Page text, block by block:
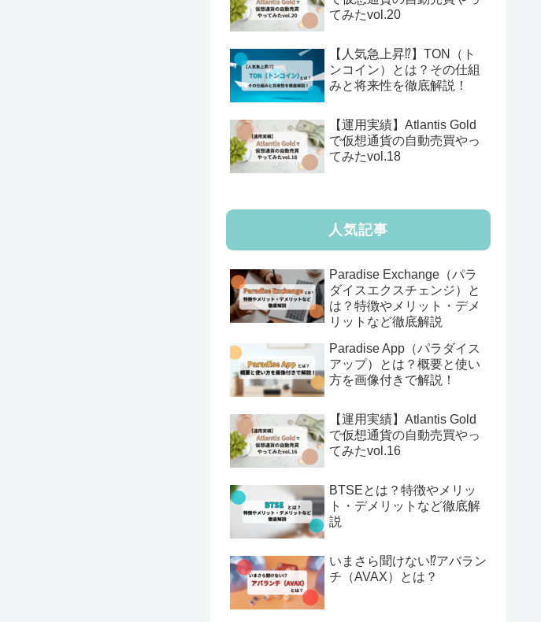
てみたvol.20
【人気急上昇⁉️】TON（ト
ンコイン）とは？その仕組
みと将来性を徹底解説！
【運用実績】Atlantis Gold
で仮想通貨の自動売買やっ
てみたvol.18
人気記事
Paradise Exchange（パラ
ダイスエクスチェンジ）と
は？特徴やメリット・デメ
リットなど徹底解説
Paradise App（パラダイス
アップ）とは？概要と使い
方を画像付きで解説！
【運用実績】Atlantis Gold
で仮想通貨の自動売買やっ
てみたvol.16
BTSEとは？特徴やメリッ
ト・デメリットなど徹底解
説
いまさら聞けない⁉️アバラン
チ（AVAX）とは？